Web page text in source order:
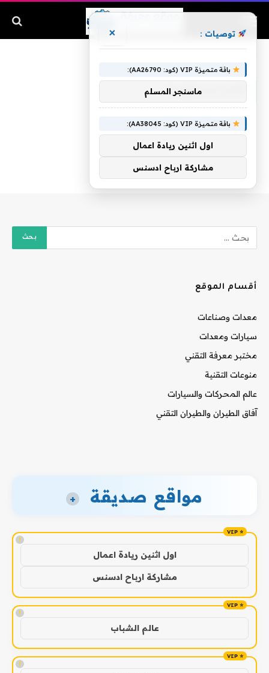
أخبار السعودية
أقسام الموقع
معدات وصناعات
سيارات ومعدات
مختبر معرفة التقني
منوعات التقنية
عالم المحركات والسيارات
آفاق الطيران والطيران التقني
مواقع صديقة +
!
اول اثنين ريادة اعمال
مشاركة ارباح ادسنس
!
عالم الشباب
!
توصيات : ×
باقة متميزة VIP (كود: AA26790):
ماسنجر المسلم
باقة متميزة VIP (كود: AA38045):
اول اثنين ريادة اعمال
مشاركة ارباح ادسنس